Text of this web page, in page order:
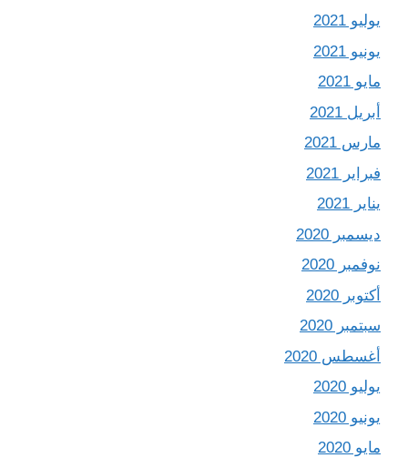
يوليو 2021
يونيو 2021
مايو 2021
أبريل 2021
مارس 2021
فبراير 2021
يناير 2021
ديسمبر 2020
نوفمبر 2020
أكتوبر 2020
سبتمبر 2020
أغسطس 2020
يوليو 2020
يونيو 2020
مايو 2020